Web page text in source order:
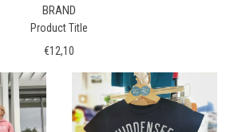
BRAND
Product Title
€12,10